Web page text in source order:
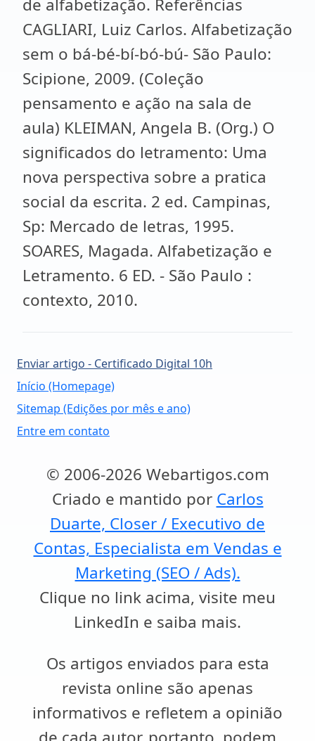
Enviar artigo - Certificado Digital 10h
Início (Homepage)
Sitemap (Edições por mês e ano)
Entre em contato
© 2006-2026 Webartigos.com
Criado e mantido por Carlos
Duarte, Closer / Executivo de
Contas, Especialista em Vendas e
Marketing (SEO / Ads).
Clique no link acima, visite meu
LinkedIn e saiba mais.
Os artigos enviados para esta
revista online são apenas
informativos e refletem a opinião